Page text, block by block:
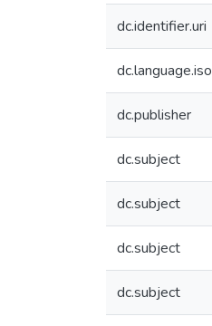
dc.identifier.uri
dc.language.iso
dc.publisher
dc.subject
dc.subject
dc.subject
dc.subject